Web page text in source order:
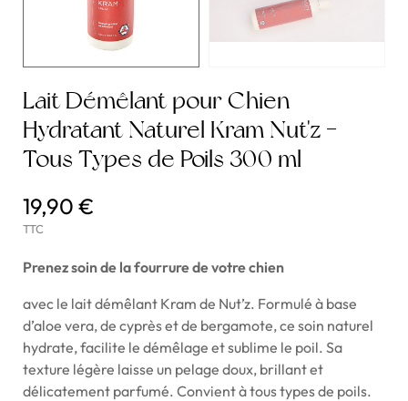
Lait Démêlant pour Chien
Hydratant Naturel Kram Nut'z -
Tous Types de Poils 300 ml
19,90 €
TTC
Prenez soin de la fourrure de votre chien
avec le lait démêlant Kram de Nut’z. Formulé à base
d’aloe vera, de cyprès et de bergamote, ce soin naturel
hydrate, facilite le démêlage et sublime le poil. Sa
texture légère laisse un pelage doux, brillant et
délicatement parfumé. Convient à tous types de poils.